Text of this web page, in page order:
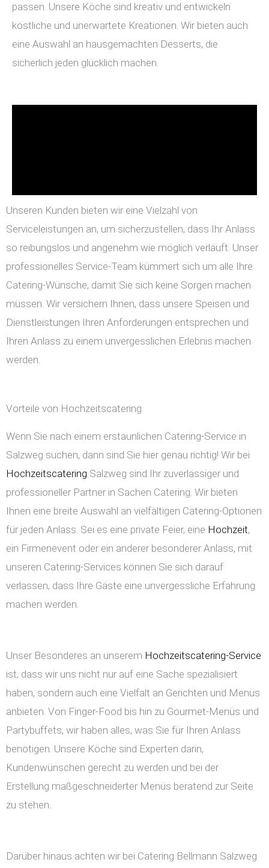
passen. Unsere Köche sind kreativ und entwickeln
köstliche und unerwartete Kreationen. Wir bieten auch
eine Auswahl an hausgemachten Desserts, die
sicherlich jeden glücklich machen.
Unseren Kunden bieten wir eine Vielzahl von
Serviceleistungen an, um sicherzustellen, dass Ihr Anlass
so reibungslos und angenehm wie möglich verläuft. Unser
professionelles Service-Team kümmert sich um alle Ihre
Catering-Wünsche, damit Sie sich keine Sorgen machen
müssen. Wir versichern Ihnen, dass unsere Speisen und
Dienstleistungen Ihren Anforderungen entsprechen und
Ihren Anlass zu einem unvergesslichen Erlebnis machen
werden.
Vorteile von Hochzeitscatering
Wenn Sie nach einem erstaunlichen Catering-Service in
Salzweg suchen, dann sind Sie hier genau richtig! Wir bei
Hochzeitscatering Salzweg sind Ihr zuverlässiger und
professioneller Partner in Sachen Catering. Wir bieten
Ihnen eine breite Auswahl an vielfältigen Catering-Optionen
für jeden Anlass. Sei es eine private Feier, eine Hochzeit,
ein Firmenevent oder ein anderer besonderer Anlass, mit
unseren Catering-Services können Sie sich darauf
verlassen, dass Ihre Gäste eine unvergessliche Erfahrung
machen werden.
Unser Besonderes an unserem Hochzeitscatering-Service
ist, dass wir uns nicht nur auf eine Sache spezialisiert
haben, sondern auch eine Vielfalt an Gerichten und Menüs
anbieten. Von Finger-Food bis hin zu Gourmet-Menüs und
Partybuffets, wir haben alles, was Sie für Ihren Anlass
benötigen. Unsere Köche sind Experten darin,
Kundenwünschen gerecht zu werden und bei der
Erstellung maßgeschneiderter Menüs beratend zur Seite
zu stehen.
Darüber hinaus achten wir bei Catering Bellmann Salzweg